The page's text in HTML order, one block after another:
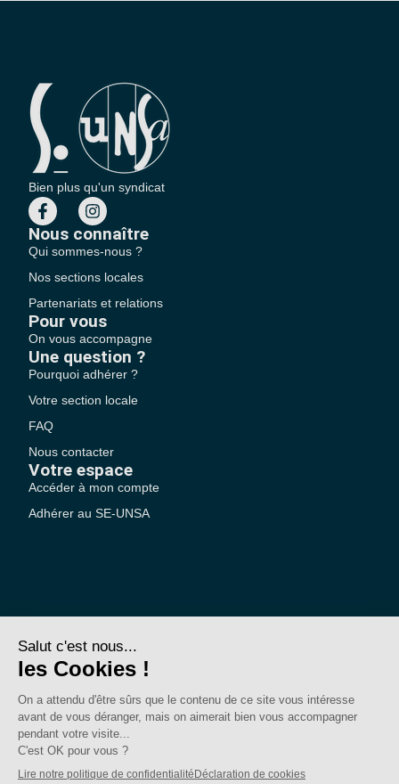
Bien plus qu'un syndicat
Nous connaître
Qui sommes-nous ?
Nos sections locales
Partenariats et relations
Pour vous
On vous accompagne
Une question ?
Pourquoi adhérer ?
Votre section locale
FAQ
Nous contacter
Votre espace
Accéder à mon compte
Adhérer au SE-UNSA
SE-Unsa est un syndicat de l’UNSA